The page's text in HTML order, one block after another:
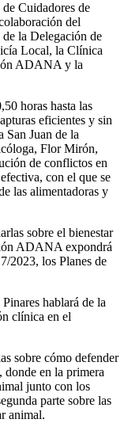
Cuidadores de
del
la Delegación de
Local, la Clínica
ADANA y la
horas hasta las
eficientes y sin
San Juan de la
Flor Mirón,
de conflictos en
con el que se
las alimentadoras y
sobre el bienestar
ADANA expondrá
2023, los Planes de
hablará de la
clínica en el
sobre cómo defender
donde en la primera
junto con los
parte sobre las
animal.